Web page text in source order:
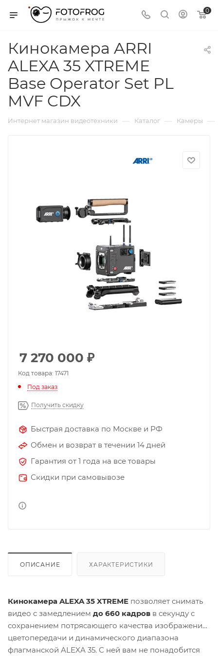
0
Кинокамера ARRI
ALEXA 35 XTREME
Base Operator Set PL
MVF CDX
Интернет магазин видеотехники — Каталог — Камеры —
7 270 000 ₽
Код товара: 17471
Под заказ
Получить скидку
Быстрая доставка по Москве и РФ
Обмен и возврат в течении 14 дней
Гарантия от 1 года на все товары
Скидки при самовывозе
ОПИСАНИЕ ХАРАКТЕРИСТИКИ
Кинокамера ALEXA 35 XTREME позволяет снимать
видео с замедлением до 660 кадров в секунду с
сохранением потрясающего качества изображения,
цветопередачи и динамического диапазона
флагманской ALEXA 35. С ней вам не понадобится